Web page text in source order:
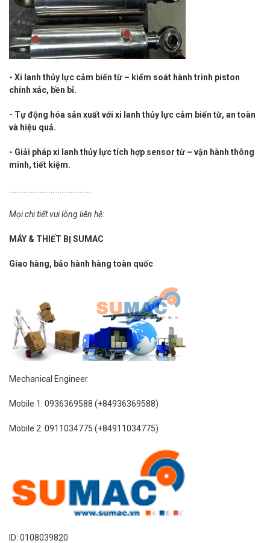
- Xi lanh thủy lực cảm biến từ – kiểm soát hành trình piston
chính xác, bền bỉ.
- Tự động hóa sản xuất với xi lanh thủy lực cảm biến từ, an toàn
và hiệu quả.
- Giải pháp xi lanh thủy lực tích hợp sensor từ – vận hành thông
minh, tiết kiệm.
Mọi chi tiết vui lòng liên hệ:
MÁY & THIẾT BỊ SUMAC
Giao hàng, bảo hành hàng toàn quốc
Mechanical Engineer
Mobile 1: 0936369588 (+84936369588)
Mobile 2: 0911034775 (+84911034775)
ID: 0108039820